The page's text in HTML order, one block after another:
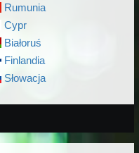
Rumunia
Cypr
Białoruś
Finlandia
Słowacja